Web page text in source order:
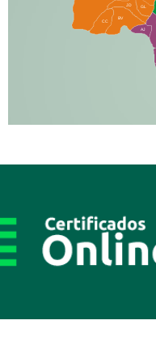
JD
BV
CC
AJ
GL